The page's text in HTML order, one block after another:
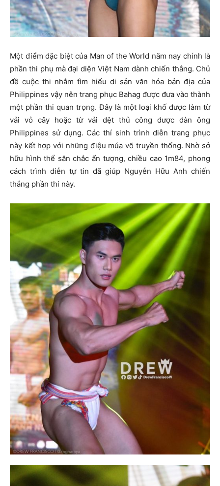
Một điểm đặc biệt của Man of the World năm nay chính là
phần thi phụ mà đại diện Việt Nam dành chiến thắng. Chủ
đề cuộc thi nhằm tìm hiểu di sản văn hóa bản địa của
Philippines vậy nên trang phục Bahag được đưa vào thành
một phần thi quan trọng. Đây là một loại khố được làm từ
vải vỏ cây hoặc từ vải dệt thủ công được đàn ông
Philippines sử dụng. Các thí sinh trình diễn trang phục
này kết hợp với những điệu múa võ truyền thống. Nhờ sở
hữu hình thể săn chắc ấn tượng, chiều cao 1m84, phong
cách trình diễn tự tin đã giúp Nguyễn Hữu Anh chiến
thắng phần thi này.